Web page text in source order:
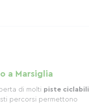
a Marsiglia
di molti piste ciclabili
percorsi permettono